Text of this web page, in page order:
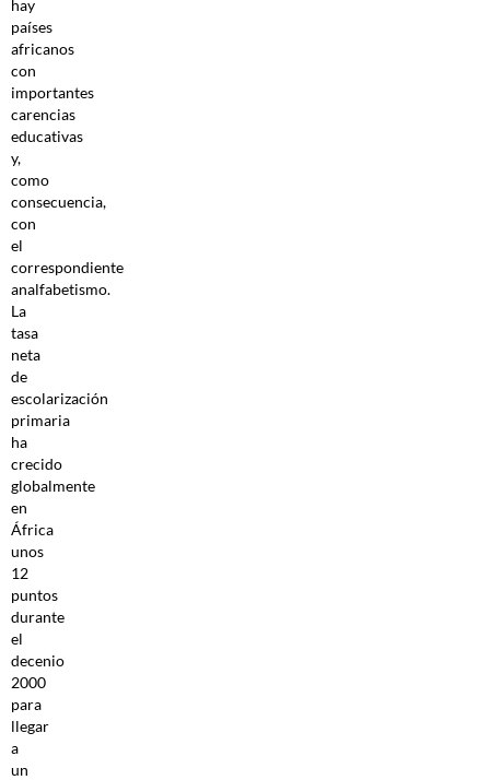
hay
países
africanos
con
importantes
carencias
educativas
y,
como
consecuencia,
con
el
correspondiente
analfabetismo.
La
tasa
neta
de
escolarización
primaria
ha
crecido
globalmente
en
África
unos
12
puntos
durante
el
decenio
2000
para
llegar
a
un